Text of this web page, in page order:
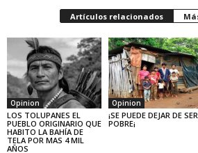
Artículos relacionados
Opinion
LOS TOLUPANES EL
PUEBLO ORIGINARIO QUE
HABITO LA BAHÍA DE
TELA POR MAS 4 MIL
AÑOS
Opinion
¡SE PUEDE DEJAR DE SER
POBRE¡